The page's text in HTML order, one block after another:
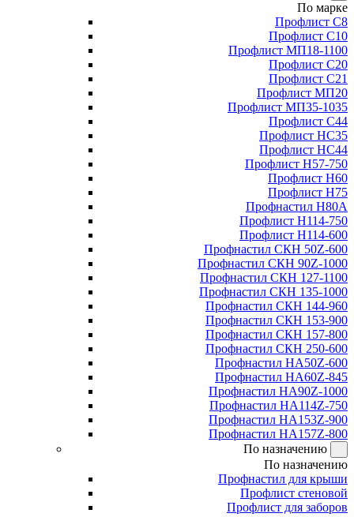
По марке
Профлист С8
Профлист С10
Профлист МП18-1100
Профлист С20
Профлист С21
Профлист МП20
Профлист МП35-1035
Профлист С44
Профлист НС35
Профлист НС44
Профлист Н57-750
Профлист Н60
Профлист Н75
Профнастил Н80А
Профлист Н114-750
Профлист Н114-600
Профнастил СКН 50Z-600
Профнастил СКН 90Z-1000
Профнастил СКН 127-1100
Профнастил СКН 135-1000
Профнастил СКН 144-960
Профнастил СКН 153-900
Профнастил СКН 157-800
Профнастил СКН 250-600
Профнастил НА50Z-600
Профнастил НА60Z-845
Профнастил НА90Z-1000
Профнастил НА114Z-750
Профнастил НА153Z-900
Профнастил НА157Z-800
По назначению
По назначению
Профнастил для крыши
Профлист стеновой
Профлист для заборов